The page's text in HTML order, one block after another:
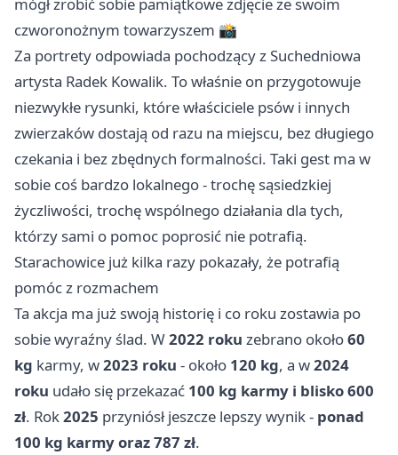
mógł zrobić sobie pamiątkowe zdjęcie ze swoim
czworonożnym towarzyszem 📸
Za portrety odpowiada pochodzący z Suchedniowa
artysta Radek Kowalik. To właśnie on przygotowuje
niezwykłe rysunki, które właściciele psów i innych
zwierzaków dostają od razu na miejscu, bez długiego
czekania i bez zbędnych formalności. Taki gest ma w
sobie coś bardzo lokalnego - trochę sąsiedzkiej
życzliwości, trochę wspólnego działania dla tych,
którzy sami o pomoc poprosić nie potrafią.
Starachowice już kilka razy pokazały, że potrafią
pomóc z rozmachem
Ta akcja ma już swoją historię i co roku zostawia po
sobie wyraźny ślad. W2022 roku zebrano około60
kg karmy, w2023 roku - około 120 kg, a w2024
roku udało się przekazać 100 kg karmy i blisko 600
zł. Rok2025 przyniósł jeszcze lepszy wynik - ponad
100 kg karmy oraz 787 zł.